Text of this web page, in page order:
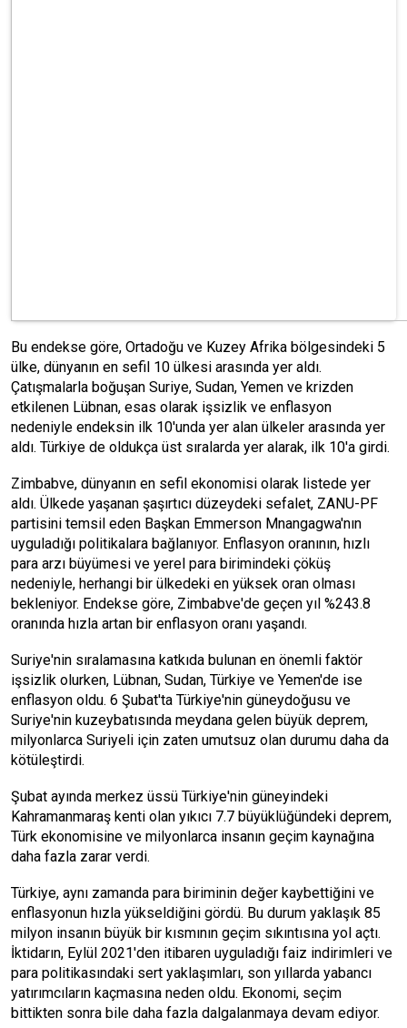
Bu endekse göre, Ortadoğu ve Kuzey Afrika bölgesindeki 5
ülke, dünyanın en sefil 10 ülkesi arasında yer aldı.
Çatışmalarla boğuşan Suriye, Sudan, Yemen ve krizden
etkilenen Lübnan, esas olarak işsizlik ve enflasyon
nedeniyle endeksin ilk 10'unda yer alan ülkeler arasında yer
aldı. Türkiye de oldukça üst sıralarda yer alarak, ilk 10'a girdi.
Zimbabve, dünyanın en sefil ekonomisi olarak listede yer
aldı. Ülkede yaşanan şaşırtıcı düzeydeki sefalet, ZANU-PF
partisini temsil eden Başkan Emmerson Mnangagwa'nın
uyguladığı politikalara bağlanıyor. Enflasyon oranının, hızlı
para arzı büyümesi ve yerel para birimindeki çöküş
nedeniyle, herhangi bir ülkedeki en yüksek oran olması
bekleniyor. Endekse göre, Zimbabve'de geçen yıl %243.8
oranında hızla artan bir enflasyon oranı yaşandı.
Suriye'nin sıralamasına katkıda bulunan en önemli faktör
işsizlik olurken, Lübnan, Sudan, Türkiye ve Yemen'de ise
enflasyon oldu. 6 Şubat'ta Türkiye'nin güneydoğusu ve
Suriye'nin kuzeybatısında meydana gelen büyük deprem,
milyonlarca Suriyeli için zaten umutsuz olan durumu daha da
kötüleştirdi.
Şubat ayında merkez üssü Türkiye'nin güneyindeki
Kahramanmaraş kenti olan yıkıcı 7.7 büyüklüğündeki deprem,
Türk ekonomisine ve milyonlarca insanın geçim kaynağına
daha fazla zarar verdi.
Türkiye, aynı zamanda para biriminin değer kaybettiğini ve
enflasyonun hızla yükseldiğini gördü. Bu durum yaklaşık 85
milyon insanın büyük bir kısmının geçim sıkıntısına yol açtı.
İktidarın, Eylül 2021'den itibaren uyguladığı faiz indirimleri ve
para politikasındaki sert yaklaşımları, son yıllarda yabancı
yatırımcıların kaçmasına neden oldu. Ekonomi, seçim
bittikten sonra bile daha fazla dalgalanmaya devam ediyor.